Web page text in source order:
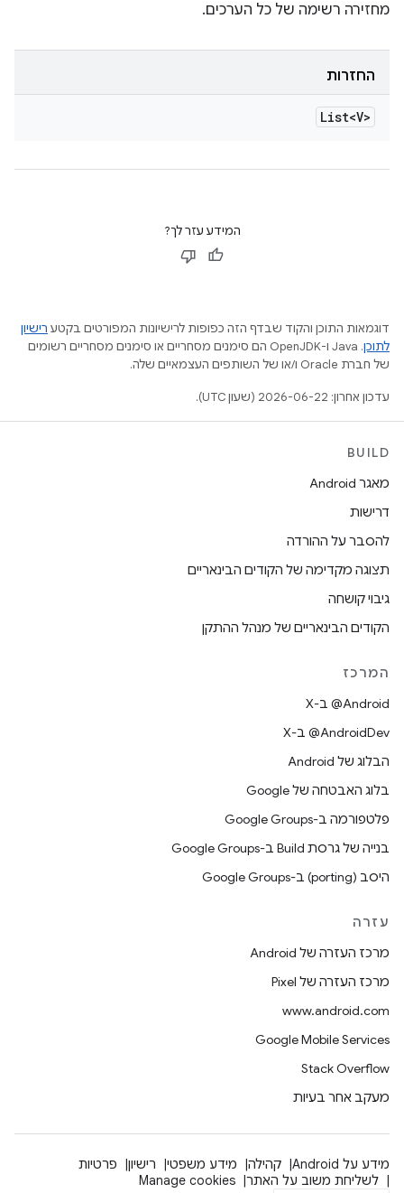
מחזירה רשימה של כל הערכים.
החזרות
List<V>
המידע עזר לך?
דוגמאות התוכן והקוד שבדף הזה כפופות לרישיונות המפורטים בקטע רישיון
לתוכן
.‏ Java ו-OpenJDK הם סימנים מסחריים או סימנים מסחריים רשומים
של חברת Oracle ו/או של השותפים העצמאיים שלה.
עדכון אחרון: 2026-06-22 (שעון UTC).
BUILD
מאגר Android
דרישות
להסבר על ההורדה
תצוגה מקדימה של הקודים הבינאריים
גיבוי קושחה
הקודים הבינאריים של מנהל ההתקן
המרכז
‫‎@Android ב-X
‫‎@AndroidDev ב-X
הבלוג של Android
בלוג האבטחה של Google
פלטפורמה ב-Google Groups
בנייה של גרסת Build ב-Google Groups
היסב (porting) ב-Google Groups
עזרה
מרכז העזרה של Android
מרכז העזרה של Pixel
www.android.com
Google Mobile Services
Stack Overflow
מעקב אחר בעיות
מידע על Android קהילה מידע משפטי רישיון
פרטיות
לשליחת משוב על האתר
Manage cookies